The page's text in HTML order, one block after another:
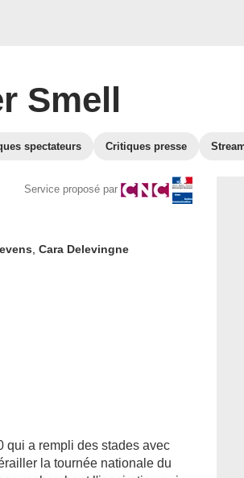
Smell
spectateurs Critiques presse
Service proposé par
Cara Delevingne
qui a rempli des stades avec
la tournée nationale du